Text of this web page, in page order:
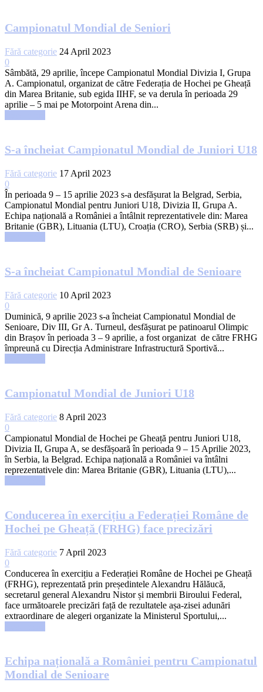
Campionatul Mondial de Seniori
Fără categorie 24 April 2023
0
Sâmbătă, 29 aprilie, începe Campionatul Mondial Divizia I, Grupa
A. Campionatul, organizat de către Federația de Hochei pe Gheață
din Marea Britanie, sub egida IIHF, se va derula în perioada 29
aprilie – 5 mai pe Motorpoint Arena din...
S-a încheiat Campionatul Mondial de Juniori U18
Fără categorie 17 April 2023
0
În perioada 9 – 15 aprilie 2023 s-a desfășurat la Belgrad, Serbia,
Campionatul Mondial pentru Juniori U18, Divizia II, Grupa A.
Echipa națională a României a întâlnit reprezentativele din: Marea
Britanie (GBR), Lituania (LTU), Croația (CRO), Serbia (SRB) și...
S-a încheiat Campionatul Mondial de Senioare
Fără categorie 10 April 2023
0
Duminică, 9 aprilie 2023 s-a încheiat Campionatul Mondial de
Senioare, Div III, Gr A. Turneul, desfășurat pe patinoarul Olimpic
din Brașov în perioada 3 – 9 aprilie, a fost organizat de către FRHG
împreună cu Direcția Administrare Infrastructură Sportivă...
Campionatul Mondial de Juniori U18
Fără categorie 8 April 2023
0
Campionatul Mondial de Hochei pe Gheață pentru Juniori U18,
Divizia II, Grupa A, se desfășoară în perioada 9 – 15 Aprilie 2023,
în Serbia, la Belgrad. Echipa națională a României va întâlni
reprezentativele din: Marea Britanie (GBR), Lituania (LTU),...
Conducerea în exercițiu a Federației Române de
Hochei pe Gheață (FRHG) face precizări
Fără categorie 7 April 2023
0
Conducerea în exercițiu a Federației Române de Hochei pe Gheață
(FRHG), reprezentată prin președintele Alexandru Hălăucă,
secretarul general Alexandru Nistor și membrii Biroului Federal,
face următoarele precizări față de rezultatele așa-zisei adunări
extraordinare de alegeri organizate la Ministerul Sportului,...
Echipa națională a României pentru Campionatul
Mondial de Senioare